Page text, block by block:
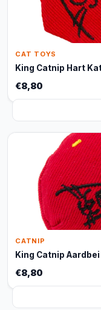
CAT TOYS
King Catnip Hart
€8,80
CATNIP
King Catnip
€8,80